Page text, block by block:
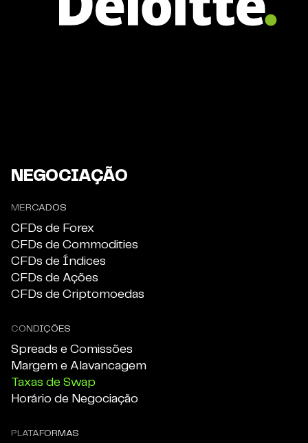
NEGOCIAÇÃO
MERCADOS
CFDs de Forex
CFDs de Commodities
CFDs de Índices
CFDs de Ações
CFDs de Criptomoedas
CONDIÇÕES
Spreads e Comissões
Margem e Alavancagem
Taxas de Swap
Horário de Negociação
PLATAFORMAS